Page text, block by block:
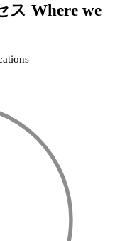
ス Where we
KAGURAZAKA
楽
24:00